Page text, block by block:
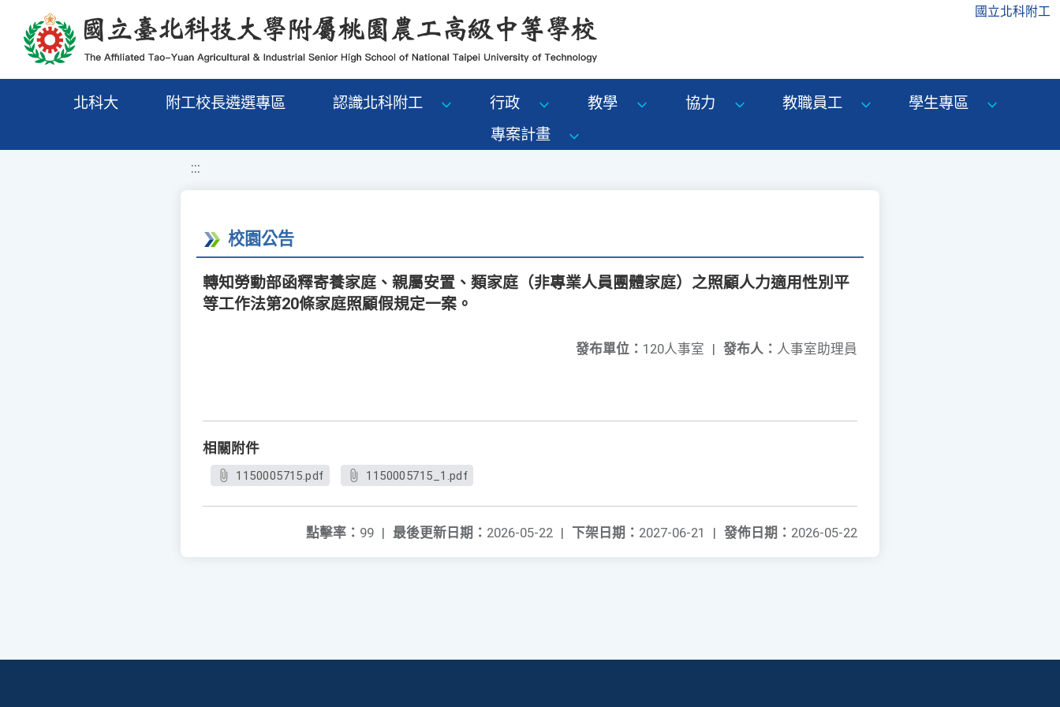
移至網頁之主要內容區位置 國立北科附工
北科大 附工校長遴選專區 認識北科附工 行政 教學 協力 教職員工
學生專區
專案計畫
:::
校園公告
轉知勞動部函釋寄養家庭、親屬安置、類家庭（非專業人員團體家庭）之照顧人力適用性別平
等工作法第20條家庭照顧假規定一案。
發布人： 人事室助理員
發布單位： 120人事室 |
相關附件
1150005715.pdf 1150005715_1.pdf
發佈日期： 2026-05-22
下架日期： 2027-06-21 |
最後更新日期： 2026-05-22 |
點擊率： 99 |